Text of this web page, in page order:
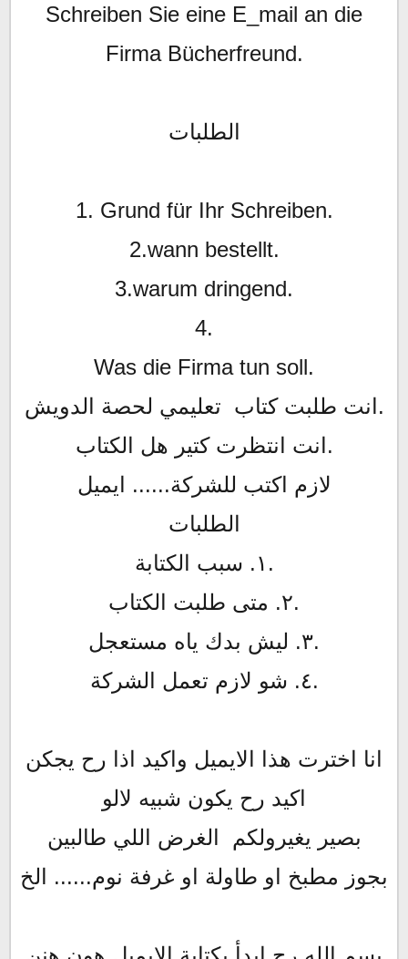
Schreiben Sie eine E_mail an die
Firma Bücherfreund.
الطلبات
1. Grund für Ihr Schreiben.
2.wann bestellt.
3.warum dringend.
4.
Was die Firma tun soll.
انت طلبت كتاب تعليمي لحصة الدويش.
انت انتظرت كتير هل الكتاب.
لازم اكتب للشركة...... ايميل
الطلبات
١. سبب الكتابة.
٢. متى طلبت الكتاب.
٣. ليش بدك ياه مستعجل.
٤. شو لازم تعمل الشركة.
انا اخترت هذا الايميل واكيد اذا رح يجكن
اكيد رح يكون شبيه لالو
بصير يغيرولكم الغرض اللي طالبين
بجوز مطبخ او طاولة او غرفة نوم...... الخ